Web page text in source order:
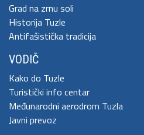
Grad na zrnu soli
Historija Tuzle
Antifašistička tradicija
VODIČ
Kako do Tuzle
Turistički info centar
Međunarodni aerodrom Tuzla
Javni prevoz